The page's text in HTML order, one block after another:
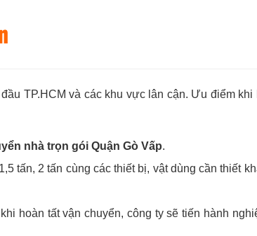
TP.HCM và các khu vực lân cận. Ưu điểm khi
nhà trọn gói Quận Gò Vấp.
tấn, 2 tấn cùng các thiết bị, vật dùng cần thiết
hoàn tất vận chuyển, công ty sẽ tiến hành